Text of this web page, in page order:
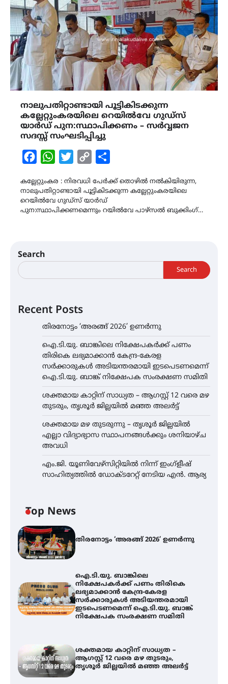
നാലുപതിറ്റാണ്ടായി പൂട്ടികിടക്കുന്ന
കല്ലേറ്റുംകരയിലെ റെയിൽവേ ഗുഡ്‌സ്
യാർഡ് പുന:സ്ഥാപിക്കണം – സർവ്വജന
സദസ്സ് സംഘടിപ്പിച്ചു
FacebookWhatsAppTwitterCopy
കല്ലേറ്റുംകര : നിരവധി പേർക്ക് തൊഴിൽ നൽകിയിരുന്ന,
നാലുപതിറ്റാണ്ടായി പൂട്ടികിടക്കുന്ന കല്ലേറ്റുംകരയിലെ
റെയിൽവേ ഗുഡ്‌സ് യാർഡ്
പുന:സ്ഥാപിക്കണമെന്നും റയിൽവേ പാഴ്സൽ ബുക്കിംഗ്…
Search
Search
Recent Posts
തിരനോട്ടം ‘അരങ്ങ് 2026’ ഉണർന്നു
ഐ.ടി.യു. ബാങ്കിലെ നിക്ഷേപകർക്ക് പണം
തിരികെ ലഭ്യമാക്കാൻ കേന്ദ്ര-കേരള
സർക്കാരുകൾ അടിയന്തരമായി ഇടപെടണമെന്ന്
ഐ.ടി.യു. ബാങ്ക് നിക്ഷേപക സംരക്ഷണ സമിതി
ശക്തമായ കാറ്റിന് സാധ്യത – ആഗസ്റ്റ് 12 വരെ മഴ
തുടരും, തൃശൂർ ജില്ലയിൽ മഞ്ഞ അലർട്ട്
ശക്തമായ മഴ തുടരുന്നു – തൃശൂർ ജില്ലയിൽ
എല്ലാ വിദ്യാഭ്യാസ സ്ഥാപനങ്ങൾക്കും ശനിയാഴ്ച
അവധി
എം.ജി. യൂണിവേഴ്‌സിറ്റിയിൽ നിന്ന് ഇംഗ്ളീഷ്
സാഹിത്യത്തിൽ ഡോക്ടറേറ്റ് നേടിയ എൻ. ആര്യ
Top News
തിരനോട്ടം ‘അരങ്ങ് 2026’ ഉണർന്നു
ഐ.ടി.യു. ബാങ്കിലെ
നിക്ഷേപകർക്ക് പണം തിരികെ
ലഭ്യമാക്കാൻ കേന്ദ്ര-കേരള
സർക്കാരുകൾ അടിയന്തരമായി
ഇടപെടണമെന്ന് ഐ.ടി.യു. ബാങ്ക്
നിക്ഷേപക സംരക്ഷണ സമിതി
ശക്തമായ കാറ്റിന് സാധ്യത –
ആഗസ്റ്റ് 12 വരെ മഴ തുടരും,
തൃശൂർ ജില്ലയിൽ മഞ്ഞ അലർട്ട്